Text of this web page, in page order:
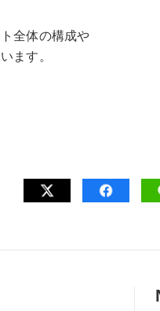
全体の構成や
ます。